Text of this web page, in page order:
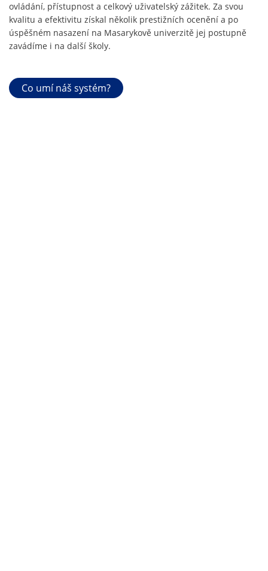
ovládání, přístupnost a celkový uživatelský zážitek. Za svou
kvalitu a efektivitu získal několik prestižních ocenění a po
úspěšném nasazení na Masarykově univerzitě jej postupně
zavádíme i na další školy.
Co umí náš systém?